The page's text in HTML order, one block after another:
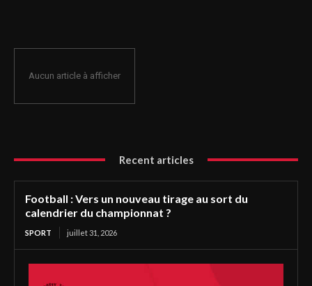
Aucun article à afficher
Recent articles
Football : Vers un nouveau tirage au sort du
calendrier du championnat ?
SPORT juillet 31, 2026